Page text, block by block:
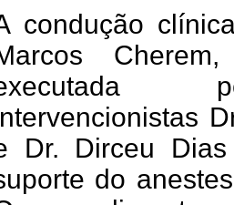
condução
Dr. Dirceu
do